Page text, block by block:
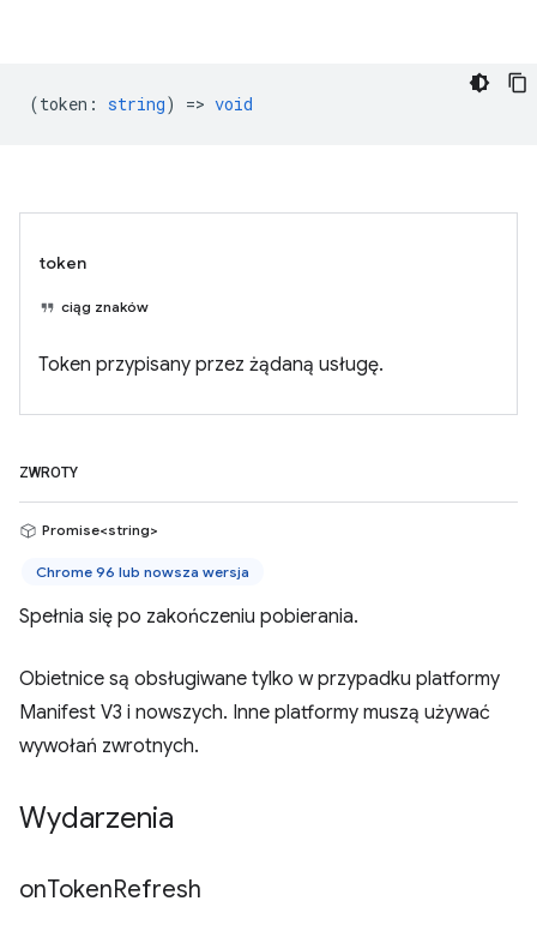
(token : string) => void
token
ciąg znaków
Token przypisany przez żądaną usługę.
ZWROTY
Promise<string>
Chrome 96 lub nowsza wersja
Spełnia się po zakończeniu pobierania.
Obietnice są obsługiwane tylko w przypadku platformy
Manifest V3 i nowszych. Inne platformy muszą używać
wywołań zwrotnych.
Wydarzenia
onTokenRefresh